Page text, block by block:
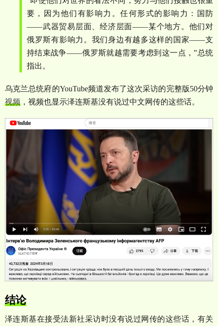
要，因为他们有影响力。任何形式的影响力：国防
——武器贸易层面、经济层面——某个地方。他们对
俄罗斯有影响力。我们身边有越多这样的国家——支
持结束战争——俄罗斯就越需要考虑到这一点，”总统
指出。
乌克兰总统府的YouTube频道发布了这次采访的完整版50分钟
视频 ，视频也显示泽连斯基没有说过中文网传的这些话。
结论
泽连斯基在接受法新社采访时没有说过网传的这些话，有关